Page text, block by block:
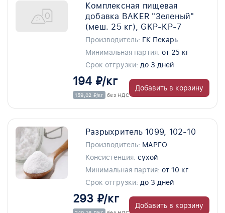
Комплексная пищевая
добавка BAKER "Зеленый"
(меш. 25 кг), GKP-KP-7
Производитель: ГК Пекарь
Минимальная партия: от 25 кг
Срок отгрузки: до 3 дней
194 ₽/кг
159,02 ₽/кг без НДС
Добавить в корзину
Разрыхритель 1099, 102-10
Производитель: МАРГО
Консистенция: сухой
Минимальная партия: от 10 кг
Срок отгрузки: до 3 дней
293 ₽/кг
Добавить в корзину